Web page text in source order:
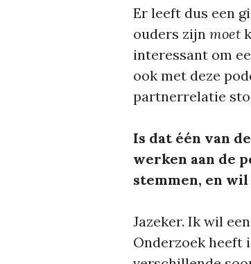
Er leeft dus een
ouders zijn moet
interessant om
ook met deze
partnerrelatie
Is dat één van
werken aan de
stemmen, en
Jazeker. Ik wil
Onderzoek heeft